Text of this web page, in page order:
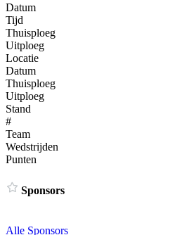
Datum
Tijd
Thuisploeg
Uitploeg
Locatie
Datum
Thuisploeg
Uitploeg
Stand
#
Team
Wedstrijden
Punten
Sponsors
Alle Sponsors